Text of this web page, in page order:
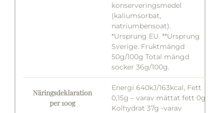
konserveringsmedel
(kaliumsorbat,
natriumbensoat).
*Ursprung EU. **Ursprung
Sverige. Fruktmängd
50g/100g Total mängd
socker 36g/100g.
Näringsdeklaration
per 100g
Energi 640kJ/163kcal, Fett
0,15g – varav mättat fett 0g,
Kolhydrat 37g -varav